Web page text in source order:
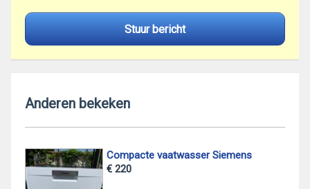
Stuur bericht
Anderen bekeken
Compacte vaatwasser Siemens
€ 220